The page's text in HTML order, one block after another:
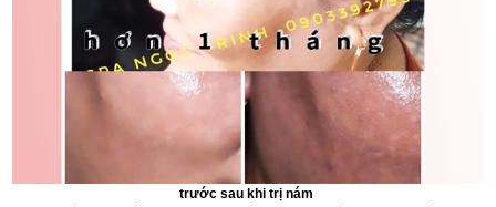
trước sau khi trị nám